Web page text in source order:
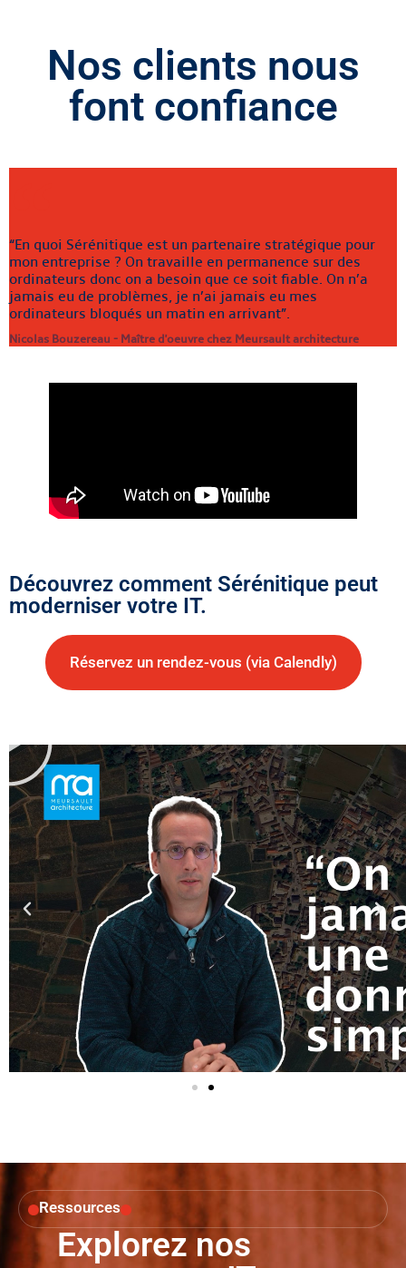
Nos clients nous
font confiance
“En quoi Sérénitique est un partenaire stratégique pour
mon entreprise ? On travaille en permanence sur des
ordinateurs donc on a besoin que ce soit fiable. On n’a
jamais eu de problèmes, je n’ai jamais eu mes
ordinateurs bloqués un matin en arrivant”.
Nicolas Bouzereau - Maître d'oeuvre chez Meursault architecture
Découvrez comment Sérénitique peut
moderniser votre IT.
Réservez un rendez-vous (via Calendly)
Ressources
Explorez nos